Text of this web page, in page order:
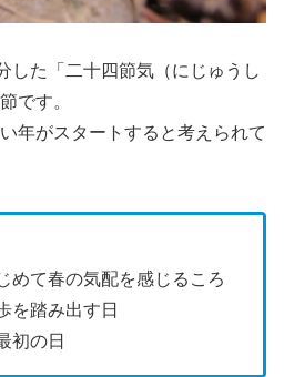
した「二十四節気（にじゅうし
です。
年がスタートすると考えられて
めて春の気配を感じるころ
を踏み出す日
初の日